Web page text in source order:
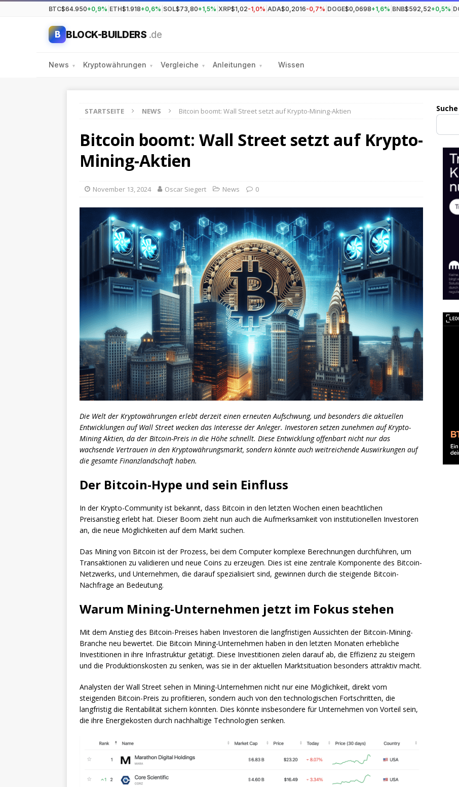
BTC$64.950+0,9% ETH$1.918+0,6% SOL$73,80+1,5% XRP$1,02-1,0% ADA$0,2016-0,7% DOGE$0,0698+1,6% BNB$592,52+0,5%
B BLOCK-BUILDERS .de
News ▾ Kryptowährungen ▾ Vergleiche ▾ Anleitungen ▾ Wissen
STARTSEITE NEWS Bitcoin boomt: Wall Street setzt auf Krypto-Mining-Aktien
Bitcoin boomt: Wall Street setzt auf Krypto-
Mining-Aktien
November 13, 2024 Oscar Siegert News 0
Die Welt der Kryptowährungen erlebt derzeit einen erneuten Aufschwung, und besonders die aktuellen
Entwicklungen auf Wall Street wecken das Interesse der Anleger. Investoren setzen zunehmen auf Krypto-
Mining Aktien, da der Bitcoin-Preis in die Höhe schnellt. Diese Entwicklung offenbart nicht nur das
wachsende Vertrauen in den Kryptowährungsmarkt, sondern könnte auch weitreichende Auswirkungen auf
die gesamte Finanzlandschaft haben.
Der Bitcoin-Hype und sein Einfluss
In der Krypto-Community ist bekannt, dass Bitcoin in den letzten Wochen einen beachtlichen
Preisanstieg erlebt hat. Dieser Boom zieht nun auch die Aufmerksamkeit von institutionellen Investoren
an, die neue Möglichkeiten auf dem Markt suchen.
Das Mining von Bitcoin ist der Prozess, bei dem Computer komplexe Berechnungen durchführen, um
Transaktionen zu validieren und neue Coins zu erzeugen. Dies ist eine zentrale Komponente des Bitcoin-
Netzwerks, und Unternehmen, die darauf spezialisiert sind, gewinnen durch die steigende Bitcoin-
Nachfrage an Bedeutung.
Warum Mining-Unternehmen jetzt im Fokus stehen
Mit dem Anstieg des Bitcoin-Preises haben Investoren die langfristigen Aussichten der Bitcoin-Mining-
Branche neu bewertet. Die Bitcoin Mining-Unternehmen haben in den letzten Monaten erhebliche
Investitionen in ihre Infrastruktur getätigt. Diese Investitionen zielen darauf ab, die Effizienz zu steigern
und die Produktionskosten zu senken, was sie in der aktuellen Marktsituation besonders attraktiv macht.
Analysten der Wall Street sehen in Mining-Unternehmen nicht nur eine Möglichkeit, direkt vom
steigenden Bitcoin-Preis zu profitieren, sondern auch von den technologischen Fortschritten, die
langfristig die Rentabilität sichern könnten. Dies könnte insbesondere für Unternehmen von Vorteil sein,
die ihre Energiekosten durch nachhaltige Technologien senken.
Suche